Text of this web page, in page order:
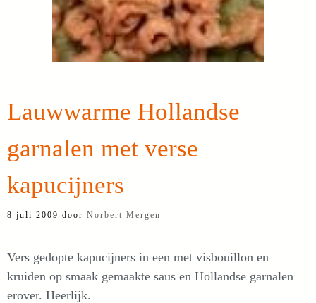
Lauwwarme Hollandse
garnalen met verse
kapucijners
8 juli 2009 door Norbert Mergen
Vers gedopte kapucijners in een met visbouillon en
kruiden op smaak gemaakte saus en Hollandse garnalen
erover. Heerlijk.